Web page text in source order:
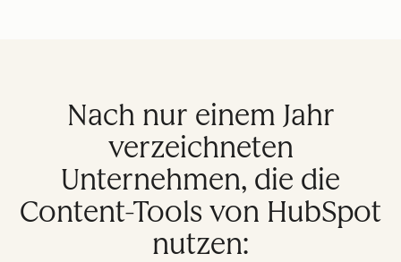
Nach nur einem Jahr
verzeichneten
Unternehmen, die die
Content-Tools von HubSpot
nutzen: